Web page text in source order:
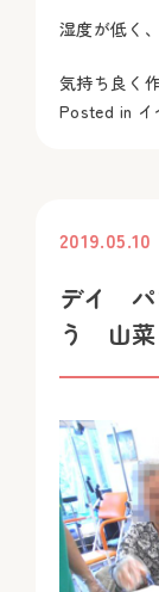
湿度が低く
気持ち良く
Posted in
2019.05.10
デイ パ
う 山菜